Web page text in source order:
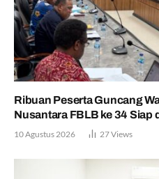
Ribuan Peserta Guncang
Nusantara FBLB ke 34 Siap
10 Agustus 2026 27Views